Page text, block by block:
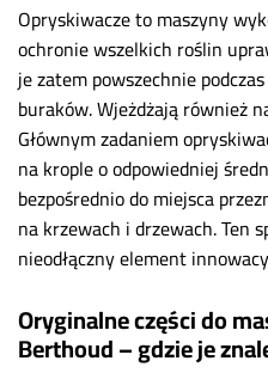
Opryskiwacze to maszyny
ochronie wszelkich roślin
je zatem powszechnie
buraków. Wjeżdżają również
Głównym zadaniem
na krople o odpowiedniej
bezpośrednio do miejsca
na krzewach i drzewach. Ten
nieodłączny element
Oryginalne części do
Berthoud – gdzie je